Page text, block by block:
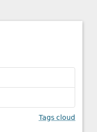
Tags cloud